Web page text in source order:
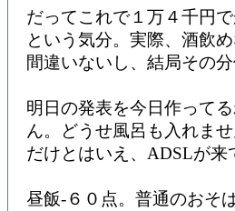
だってこれで１万４千円
という気分。実際、酒飲
間違いないし、結局その
明日の発表を今日作って
ん。どうせ風呂も入れま
だけとはいえ、ADSLが
昼飯-６０点。普通のおそ